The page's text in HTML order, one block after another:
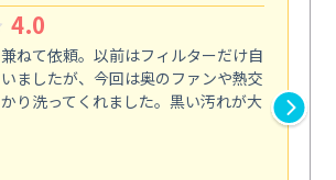
4.0
ねて依頼。以前はフィルターだけ自
ましたが、今回は奥のファンや熱交
り洗ってくれました。黒い汚れが大